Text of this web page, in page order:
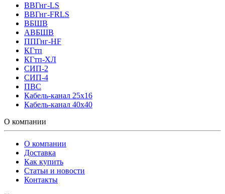
ВВГнг-LS
ВВГнг-FRLS
ВБШВ
АВБШВ
ППГнг-HF
КГтп
КГтп-ХЛ
СИП-2
СИП-4
ПВС
Кабель-канал 25х16
Кабель-канал 40х40
О компании
О компании
Доставка
Как купить
Статьи и новости
Контакты